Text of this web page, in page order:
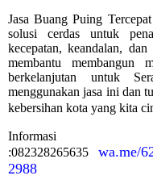
Jasa Buang Puing
solusi cerdas untuk
kecepatan, keandalan,
membantu membangun
berkelanjutan untuk
menggunakan jasa ini dan
kebersihan kota yang kita
Informasi
:082328265635 wa.me/
2988